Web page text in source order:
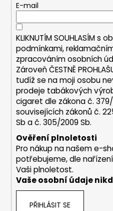
D
o
p
o
u
m
E-mail
KLIKNUTÍM SOUHLASÍM s
podmínkami,
zpracováním osobních
Zároveň ČESTNĚ
tudíž se na moji osobu
prodeje tabákových
cigaret dle zákona č.
souvisejících zákonů č.
Sb a č. 305/2009 Sb.
Ověření plnoletosti
Pro nákup na našem e-
potřebujeme, dle
Vaši plnoletost.
Vaše osobní údaje
PŘIHLÁSIT SE